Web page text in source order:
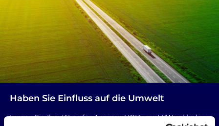
Haben Sie Einfluss auf die Umwelt
Lassen Sie Ihre Ware für Amazon UGL1 von LKWs abholen,